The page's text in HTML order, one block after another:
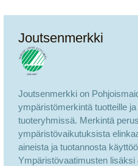
Joutsenmerkki
Joutsenmerkki on
ympäristömerkintä tuotteille
tuoteryhmissä. Merkintä
ympäristövaikutuksista
aineista ja tuotannosta
Ympäristövaatimusten